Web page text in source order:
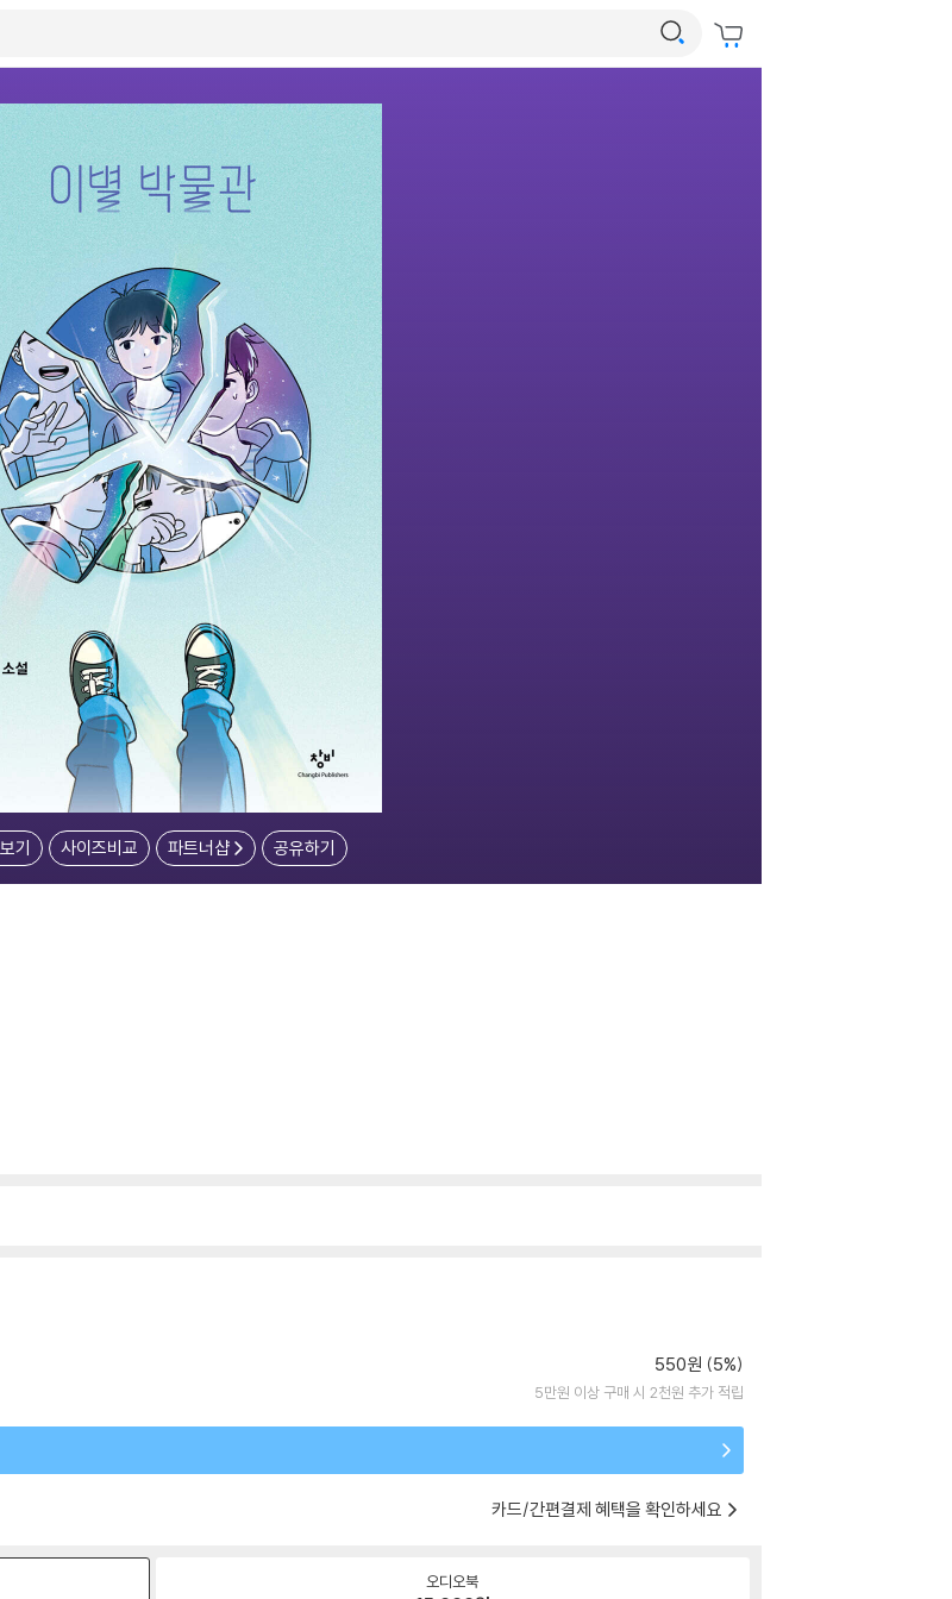
기 사이즈비교 파트너샵 공유하기
550원 (5%)
5만원 이상 구매 시 2천원 추가 적립
카드/간편결제 혜택을 확인하세요
오디오북